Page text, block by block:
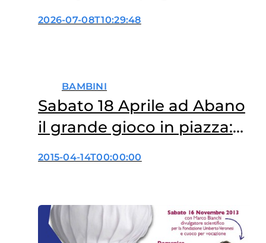
concreto a tutela dei
2026-07-08T10:29:48
BAMBINI
Sabato 18 Aprile ad Abano
il grande gioco in piazza:
“Alle terme con i cuccioli”
2015-04-14T00:00:00